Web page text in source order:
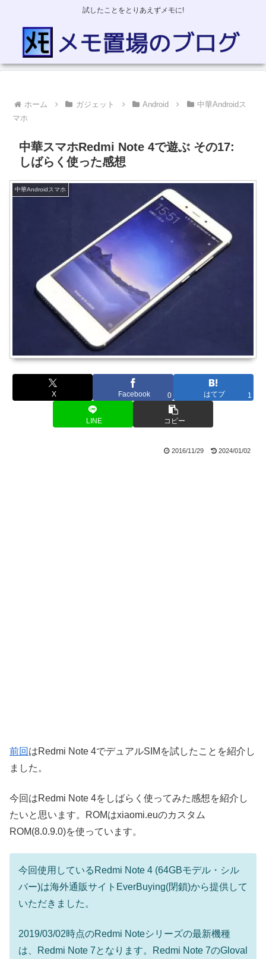
試したことをとりあえずメモに!
ホーム ガジェット Android
中華Androidス
マホ
中華スマホRedmi Note 4で遊ぶ その17:
しばらく使った感想
中華Androidスマホ
X Facebook 0 はてブ 1
LINE コピー
2016/11/29 2024/01/02
前回 はRedmi Note 4でデュアルSIMを試したことを紹介し
ました。
今回はRedmi Note 4をしばらく使ってみた感想を紹介し
たいと思います。ROMはxiaomi.euのカスタム
ROM(8.0.9.0)を使っています。
今回使用しているRedmi Note 4 (64GBモデル・シル
バー)は海外通販サイトEverBuying(閉鎖)から提供して
いただきました。
2019/03/02時点のRedmi Noteシリーズの最新機種
は、Redmi Note 7となります。Redmi Note 7のGloval